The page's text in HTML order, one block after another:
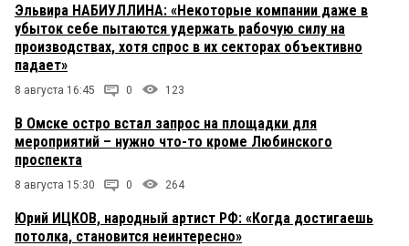
Эльвира НАБИУЛЛИНА: «Некоторые компании даже в
убыток себе пытаются удержать рабочую силу на
производствах, хотя спрос в их секторах объективно
падает»
8 августа 16:45 0 123
В Омске остро встал запрос на площадки для
мероприятий – нужно что-то кроме Любинского
проспекта
8 августа 15:30 0 264
Юрий ИЦКОВ, народный артист РФ: «Когда достигаешь
потолка, становится неинтересно»